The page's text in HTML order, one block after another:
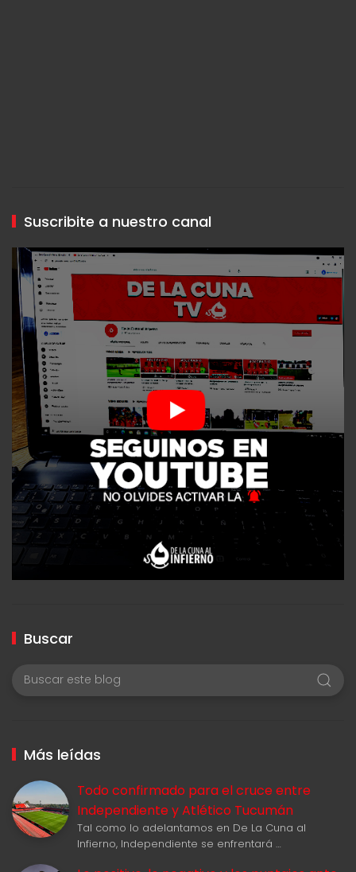
Suscribite a nuestro canal
Buscar
Más leídas
Todo confirmado para el cruce entre
Independiente y Atlético Tucumán
Tal como lo adelantamos en De La Cuna al
Infierno, Independiente se enfrentará …